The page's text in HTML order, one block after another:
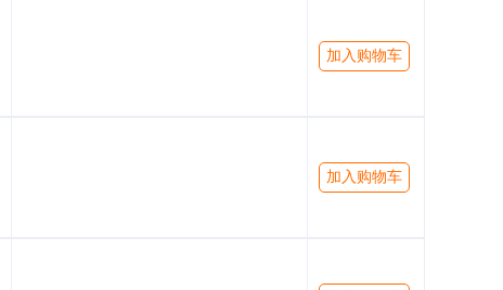
加入购物车
加入购物车